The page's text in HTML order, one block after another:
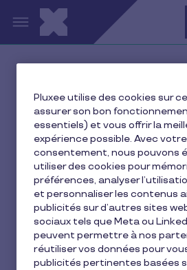
Aller au contenu principal
Je me restaure
Paiement mobile : Pluxee Pay pour
mobile Android !
Paiement mobile
Pay pour les
de mobile
Pluxee utilise des cookies sur
assurer son bon
essentiels) et vous offrir la
expérience possible. Avec votre
consentement, nous pouvons
utiliser des cookies pour
préférences, analyser
et personnaliser les contenus
publicités sur d’autres sites
sociaux tels que Meta ou
peuvent permettre à nos
réutiliser vos données pour
publicités pertinentes basées